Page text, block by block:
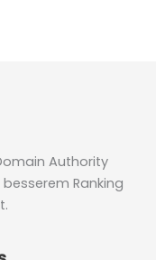
Authority
Ranking